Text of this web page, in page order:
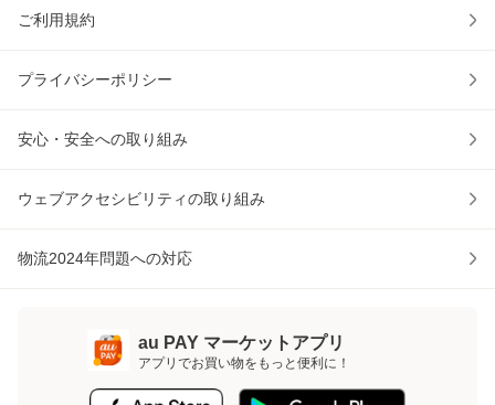
ご利用規約
プライバシーポリシー
安心・安全への取り組み
ウェブアクセシビリティの取り組み
物流2024年問題への対応
au PAY マーケットアプリ
アプリでお買い物をもっと便利に！